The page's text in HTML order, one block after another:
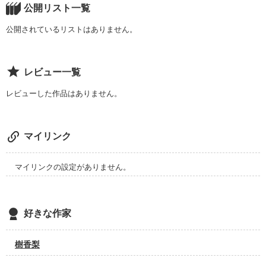
『運命の恋はどこかに落ちてある』って。
想像がしていなかった。
『いらっしゃいませ。』
今日も君が居ると思って私はドアを開く。
＊　＊　＊　＊　＊
公開リスト一覧
公開されているリストはありません。
レビュー一覧
レビューした作品はありません。
マイリンク
マイリンクの設定がありません。
好きな作家
樹香梨